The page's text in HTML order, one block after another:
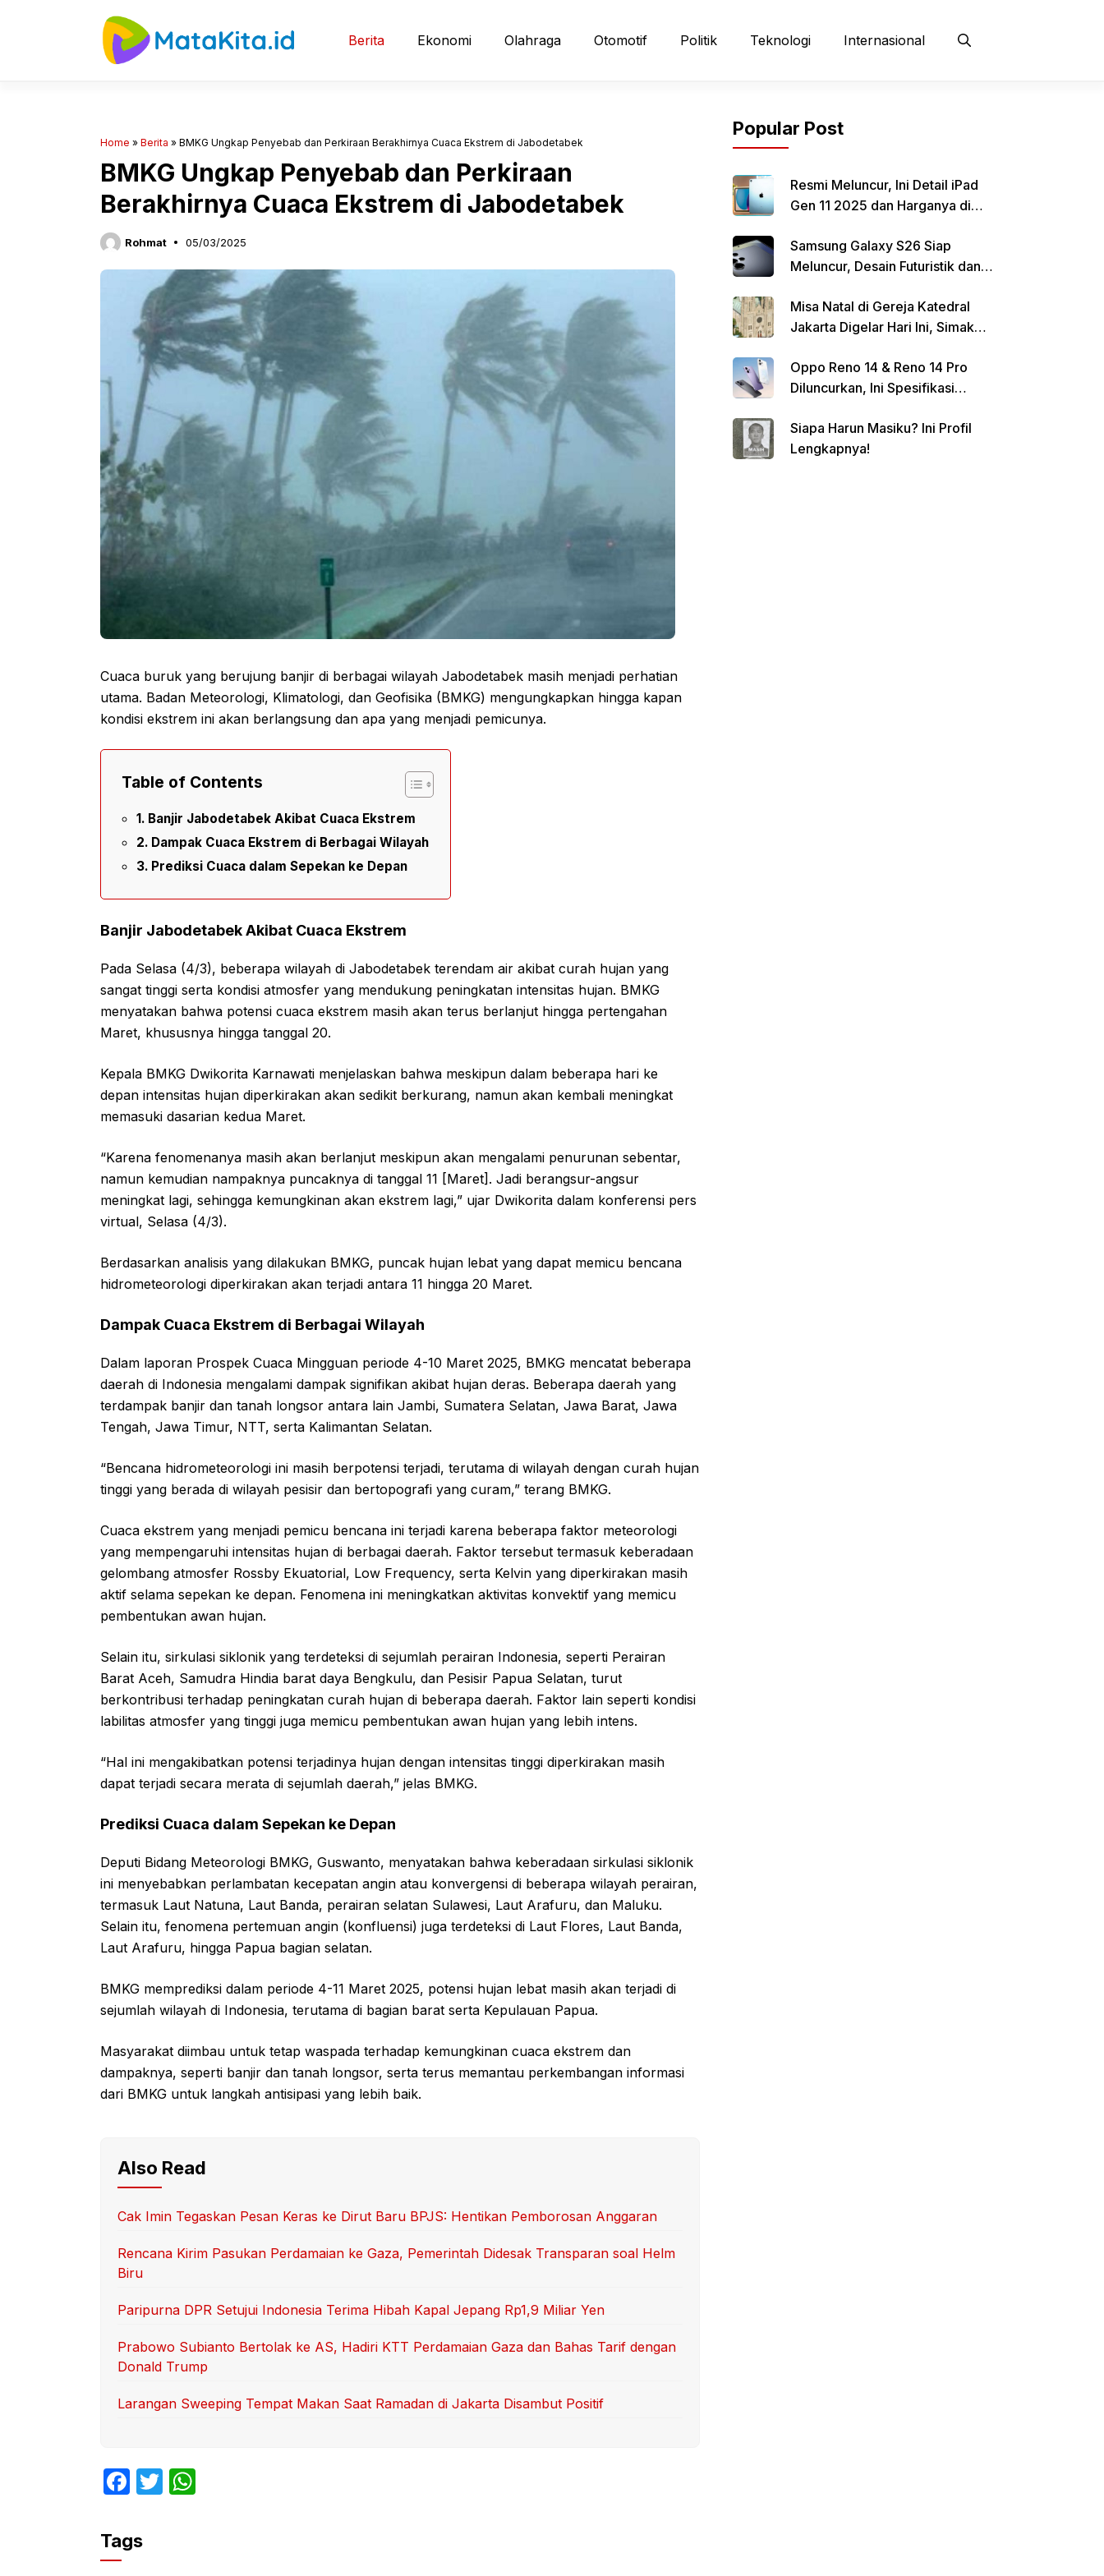
Berita Ekonomi Olahraga Otomotif Politik Teknologi Internasional
Home » Berita » BMKG Ungkap Penyebab dan Perkiraan Berakhirnya Cuaca Ekstrem di Jabodetabek
BMKG Ungkap Penyebab dan Perkiraan
Berakhirnya Cuaca Ekstrem di Jabodetabek
Rohmat 05/03/2025
Cuaca buruk yang berujung banjir di berbagai wilayah Jabodetabek masih menjadi perhatian
utama. Badan Meteorologi, Klimatologi, dan Geofisika (BMKG) mengungkapkan hingga kapan
kondisi ekstrem ini akan berlangsung dan apa yang menjadi pemicunya.
Table of Contents
Banjir Jabodetabek Akibat Cuaca Ekstrem
Dampak Cuaca Ekstrem di Berbagai Wilayah
Prediksi Cuaca dalam Sepekan ke Depan
Banjir Jabodetabek Akibat Cuaca Ekstrem
Pada Selasa (4/3), beberapa wilayah di Jabodetabek terendam air akibat curah hujan yang
sangat tinggi serta kondisi atmosfer yang mendukung peningkatan intensitas hujan. BMKG
menyatakan bahwa potensi cuaca ekstrem masih akan terus berlanjut hingga pertengahan
Maret, khususnya hingga tanggal 20.
Kepala BMKG Dwikorita Karnawati menjelaskan bahwa meskipun dalam beberapa hari ke
depan intensitas hujan diperkirakan akan sedikit berkurang, namun akan kembali meningkat
memasuki dasarian kedua Maret.
“Karena fenomenanya masih akan berlanjut meskipun akan mengalami penurunan sebentar,
namun kemudian nampaknya puncaknya di tanggal 11 [Maret]. Jadi berangsur-angsur
meningkat lagi, sehingga kemungkinan akan ekstrem lagi,” ujar Dwikorita dalam konferensi pers
virtual, Selasa (4/3).
Berdasarkan analisis yang dilakukan BMKG, puncak hujan lebat yang dapat memicu bencana
hidrometeorologi diperkirakan akan terjadi antara 11 hingga 20 Maret.
Dampak Cuaca Ekstrem di Berbagai Wilayah
Dalam laporan Prospek Cuaca Mingguan periode 4-10 Maret 2025, BMKG mencatat beberapa
daerah di Indonesia mengalami dampak signifikan akibat hujan deras. Beberapa daerah yang
terdampak banjir dan tanah longsor antara lain Jambi, Sumatera Selatan, Jawa Barat, Jawa
Tengah, Jawa Timur, NTT, serta Kalimantan Selatan.
“Bencana hidrometeorologi ini masih berpotensi terjadi, terutama di wilayah dengan curah hujan
tinggi yang berada di wilayah pesisir dan bertopografi yang curam,” terang BMKG.
Cuaca ekstrem yang menjadi pemicu bencana ini terjadi karena beberapa faktor meteorologi
yang mempengaruhi intensitas hujan di berbagai daerah. Faktor tersebut termasuk keberadaan
gelombang atmosfer Rossby Ekuatorial, Low Frequency, serta Kelvin yang diperkirakan masih
aktif selama sepekan ke depan. Fenomena ini meningkatkan aktivitas konvektif yang memicu
pembentukan awan hujan.
Selain itu, sirkulasi siklonik yang terdeteksi di sejumlah perairan Indonesia, seperti Perairan
Barat Aceh, Samudra Hindia barat daya Bengkulu, dan Pesisir Papua Selatan, turut
berkontribusi terhadap peningkatan curah hujan di beberapa daerah. Faktor lain seperti kondisi
labilitas atmosfer yang tinggi juga memicu pembentukan awan hujan yang lebih intens.
“Hal ini mengakibatkan potensi terjadinya hujan dengan intensitas tinggi diperkirakan masih
dapat terjadi secara merata di sejumlah daerah,” jelas BMKG.
Prediksi Cuaca dalam Sepekan ke Depan
Deputi Bidang Meteorologi BMKG, Guswanto, menyatakan bahwa keberadaan sirkulasi siklonik
ini menyebabkan perlambatan kecepatan angin atau konvergensi di beberapa wilayah perairan,
termasuk Laut Natuna, Laut Banda, perairan selatan Sulawesi, Laut Arafuru, dan Maluku.
Selain itu, fenomena pertemuan angin (konfluensi) juga terdeteksi di Laut Flores, Laut Banda,
Laut Arafuru, hingga Papua bagian selatan.
BMKG memprediksi dalam periode 4-11 Maret 2025, potensi hujan lebat masih akan terjadi di
sejumlah wilayah di Indonesia, terutama di bagian barat serta Kepulauan Papua.
Masyarakat diimbau untuk tetap waspada terhadap kemungkinan cuaca ekstrem dan
dampaknya, seperti banjir dan tanah longsor, serta terus memantau perkembangan informasi
dari BMKG untuk langkah antisipasi yang lebih baik.
Also Read
Cak Imin Tegaskan Pesan Keras ke Dirut Baru BPJS: Hentikan Pemborosan Anggaran
Rencana Kirim Pasukan Perdamaian ke Gaza, Pemerintah Didesak Transparan soal Helm
Biru
Paripurna DPR Setujui Indonesia Terima Hibah Kapal Jepang Rp1,9 Miliar Yen
Prabowo Subianto Bertolak ke AS, Hadiri KTT Perdamaian Gaza dan Bahas Tarif dengan
Donald Trump
Larangan Sweeping Tempat Makan Saat Ramadan di Jakarta Disambut Positif
F
c
e
T
Tags
Popular Post
Resmi Meluncur, Ini Detail iPad
Gen 11 2025 dan Harganya di
Samsung Galaxy S26 Siap
Meluncur, Desain Futuristik dan
Misa Natal di Gereja Katedral
Jakarta Digelar Hari Ini, Simak
Oppo Reno 14 & Reno 14 Pro
Diluncurkan, Ini Spesifikasi
Siapa Harun Masiku? Ini Profil
Lengkapnya!